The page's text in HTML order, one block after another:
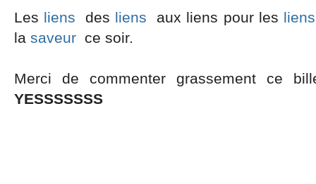
Les liens des liens aux liens pour les liens
la saveur ce soir.
Merci de commenter grassement ce
YESSSSSSS